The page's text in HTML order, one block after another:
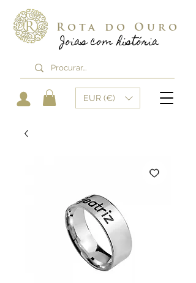
Joias com história
Rota do Ouro
EUR (€)